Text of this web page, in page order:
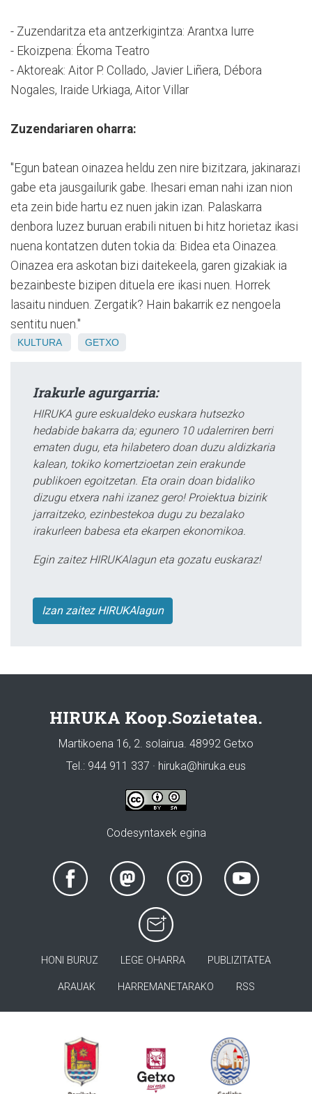
- Zuzendaritza eta antzerkigintza: Arantxa Iurre
- Ekoizpena: Ékoma Teatro
- Aktoreak: Aitor P. Collado, Javier Liñera, Débora
Nogales, Iraide Urkiaga, Aitor Villar
Zuzendariaren oharra:
"Egun batean oinazea heldu zen nire bizitzara, jakinarazi
gabe eta jausgailurik gabe. Ihesari eman nahi izan nion
eta zein bide hartu ez nuen jakin izan. Palaskarra
denbora luzez buruan erabili nituen bi hitz horietaz ikasi
nuena kontatzen duten tokia da: Bidea eta Oinazea.
Oinazea era askotan bizi daitekeela, garen gizakiak ia
bezainbeste bizipen dituela ere ikasi nuen. Horrek
lasaitu ninduen. Zergatik? Hain bakarrik ez nengoela
sentitu nuen."
KULTURA GETXO
Irakurle agurgarria:
HIRUKA gure eskualdeko euskara hutsezko
hedabide bakarra da; egunero 10 udalerriren berri
ematen dugu, eta hilabetero doan duzu aldizkaria
kalean, tokiko komertzioetan zein erakunde
publikoen egoitzetan. Eta orain doan bidaliko
dizugu etxera nahi izanez gero! Proiektua bizirik
jarraitzeko, ezinbestekoa dugu zu bezalako
irakurleen babesa eta ekarpen ekonomikoa.
Egin zaitez HIRUKAlagun eta gozatu euskaraz!
Izan zaitez HIRUKAlagun
HIRUKA Koop.Sozietatea.
Martikoena 16, 2. solairua. 48992 Getxo
Tel.: 944 911 337 · hiruka@hiruka.eus
Codesyntaxek egina
HONI BURUZ LEGE OHARRA PUBLIZITATEA
ARAUAK HARREMANETARAKO RSS